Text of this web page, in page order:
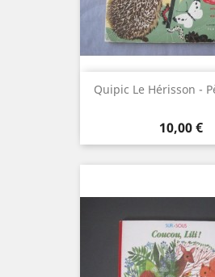
Quipic Le Hérisson -
Prix
10,00 €